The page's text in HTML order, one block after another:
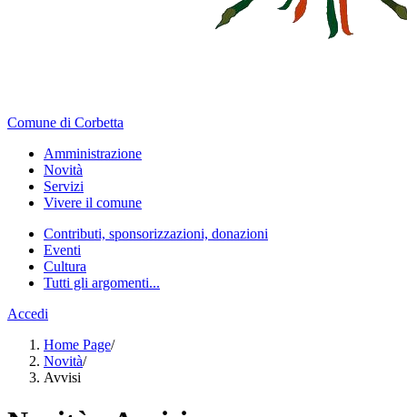
Comune di Corbetta
Amministrazione
Novità
Servizi
Vivere il comune
Contributi, sponsorizzazioni, donazioni
Eventi
Cultura
Tutti gli argomenti...
Accedi
Home Page/
Novità/
Avvisi